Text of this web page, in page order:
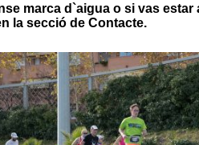
marca d`aigua o si vas
la secció de Contacte.